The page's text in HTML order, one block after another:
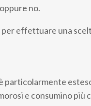
no.
per effettuare una
particolarmente
e consumino più